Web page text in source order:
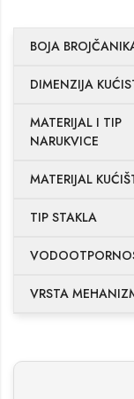
BOJA
DIMENZIJA
MATERIJAL I TIP
NARUKVICE
MATERIJAL
TIP STAKLA
VRSTA